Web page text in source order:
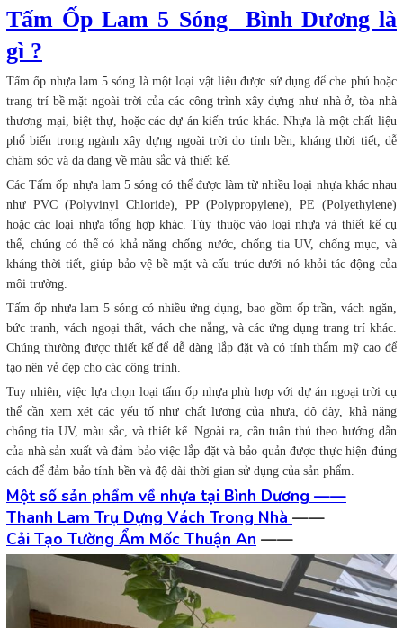
Tấm Ốp Lam 5 Sóng Bình Dương là
gì ?
Tấm ốp nhựa lam 5 sóng là một loại vật liệu được sử dụng để che phủ hoặc
trang trí bề mặt ngoài trời của các công trình xây dựng như nhà ở, tòa nhà
thương mại, biệt thự, hoặc các dự án kiến trúc khác. Nhựa là một chất liệu
phổ biến trong ngành xây dựng ngoài trời do tính bền, kháng thời tiết, dễ
chăm sóc và đa dạng về màu sắc và thiết kế.
Các Tấm ốp nhựa lam 5 sóng có thể được làm từ nhiều loại nhựa khác nhau
như PVC (Polyvinyl Chloride), PP (Polypropylene), PE (Polyethylene)
hoặc các loại nhựa tổng hợp khác. Tùy thuộc vào loại nhựa và thiết kế cụ
thể, chúng có thể có khả năng chống nước, chống tia UV, chống mục, và
kháng thời tiết, giúp bảo vệ bề mặt và cấu trúc dưới nó khỏi tác động của
môi trường.
Tấm ốp nhựa lam 5 sóng có nhiều ứng dụng, bao gồm ốp trần, vách ngăn,
bức tranh, vách ngoại thất, vách che nắng, và các ứng dụng trang trí khác.
Chúng thường được thiết kế để dễ dàng lắp đặt và có tính thẩm mỹ cao để
tạo nên vẻ đẹp cho các công trình.
Tuy nhiên, việc lựa chọn loại tấm ốp nhựa phù hợp với dự án ngoại trời cụ
thể cần xem xét các yếu tố như chất lượng của nhựa, độ dày, khả năng
chống tia UV, màu sắc, và thiết kế. Ngoài ra, cần tuân thủ theo hướng dẫn
của nhà sản xuất và đảm bảo việc lắp đặt và bảo quản được thực hiện đúng
cách để đảm bảo tính bền và độ dài thời gian sử dụng của sản phẩm.
Một số sản phẩm về nhựa tại Bình Dương ——
Thanh Lam Trụ Dựng Vách Trong Nhà ——
Cải Tạo Tường Ẩm Mốc Thuận An ——